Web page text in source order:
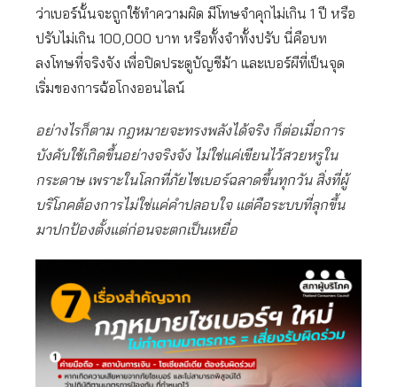
ว่าเบอร์นั้นจะถูกใช้ทำความผิด มีโทษจำคุกไม่เกิน 1 ปี หรือ
ปรับไม่เกิน 100,000 บาท หรือทั้งจำทั้งปรับ นี่คือบท
ลงโทษที่จริงจัง เพื่อปิดประตูบัญชีม้า และเบอร์ผีที่เป็นจุด
เริ่มของการฉ้อโกงออนไลน์
อย่างไรก็ตาม กฎหมายจะทรงพลังได้จริง ก็ต่อเมื่อการ
บังคับใช้เกิดขึ้นอย่างจริงจัง ไม่ใช่แค่เขียนไว้สวยหรูใน
กระดาษ เพราะในโลกที่ภัยไซเบอร์ฉลาดขึ้นทุกวัน สิ่งที่ผู้
บริโภคต้องการไม่ใช่แค่คำปลอบใจ แต่คือระบบที่ลุกขึ้น
มาปกป้องตั้งแต่ก่อนจะตกเป็นเหยื่อ